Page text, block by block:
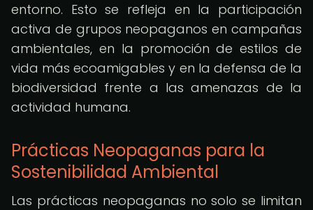
entorno. Esto se refleja en la participación
activa de grupos neopaganos en campañas
ambientales, en la promoción de estilos de
vida más ecoamigables y en la defensa de la
biodiversidad frente a las amenazas de la
actividad humana.
Prácticas Neopaganas para la
Sostenibilidad Ambiental
Las prácticas neopaganas no solo se limitan